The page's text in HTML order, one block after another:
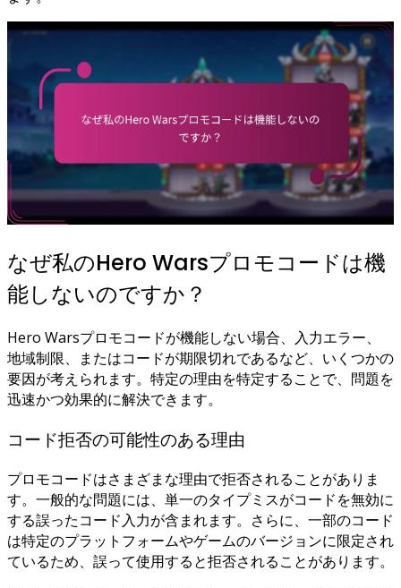
なぜ私のHero Warsプロモコードは機
能しないのですか？
Hero Warsプロモコードが機能しない場合、入力エラー、
地域制限、またはコードが期限切れであるなど、いくつかの
要因が考えられます。特定の理由を特定することで、問題を
迅速かつ効果的に解決できます。
コード拒否の可能性のある理由
プロモコードはさまざまな理由で拒否されることがありま
す。一般的な問題には、単一のタイプミスがコードを無効に
する誤ったコード入力が含まれます。さらに、一部のコード
は特定のプラットフォームやゲームのバージョンに限定され
ているため、誤って使用すると拒否されることがあります。